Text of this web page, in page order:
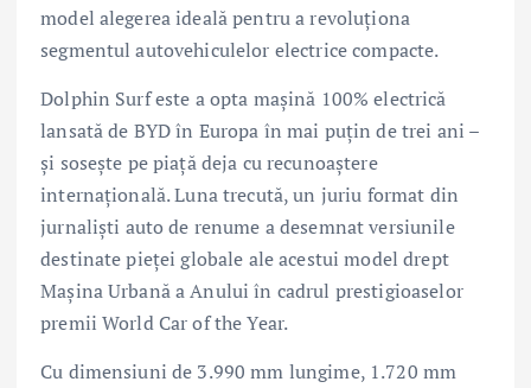
model alegerea ideală pentru a revoluționa
segmentul autovehiculelor electrice compacte.
Dolphin Surf este a opta mașină 100% electrică
lansată de BYD în Europa în mai puțin de trei ani –
și sosește pe piață deja cu recunoaștere
internațională. Luna trecută, un juriu format din
jurnaliști auto de renume a desemnat versiunile
destinate pieței globale ale acestui model drept
Mașina Urbană a Anului în cadrul prestigioaselor
premii World Car of the Year.
Cu dimensiuni de 3.990 mm lungime, 1.720 mm